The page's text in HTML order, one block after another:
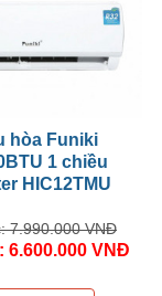
hòa Funiki
1 chiều
HIC12TMU
7.990.000 VNĐ
6.600.000 VNĐ